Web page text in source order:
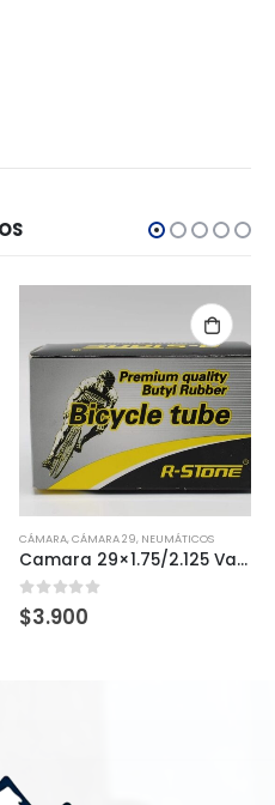
CÁMARA,CÁMARA 29, NEUMÁTICOS
Camara 29×1.75/2.125 Valvula de Auto, 48mm
0 out of 5
$3.900